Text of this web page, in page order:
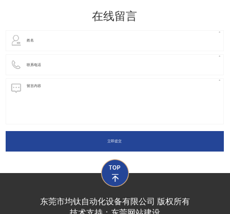
在线留言
立即提交
东莞市均钛自动化设备有限公司 版权所有